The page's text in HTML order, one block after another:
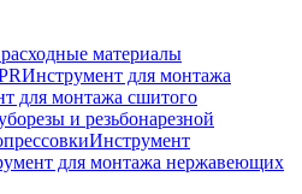
материалы
Инструмент для монтажа
для монтажа сшитого
и резьбонарезной
Инструмент
для монтажа нержавеющих